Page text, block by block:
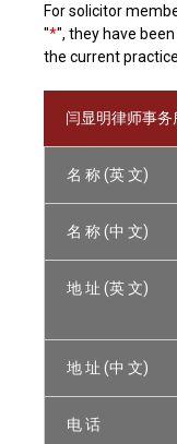
For solicitor
"*", they have
the current
闫显明律师事务
名 称 (英 文)
名 称 (中 文)
地 址 (英 文)
地 址 (中 文)
电 话